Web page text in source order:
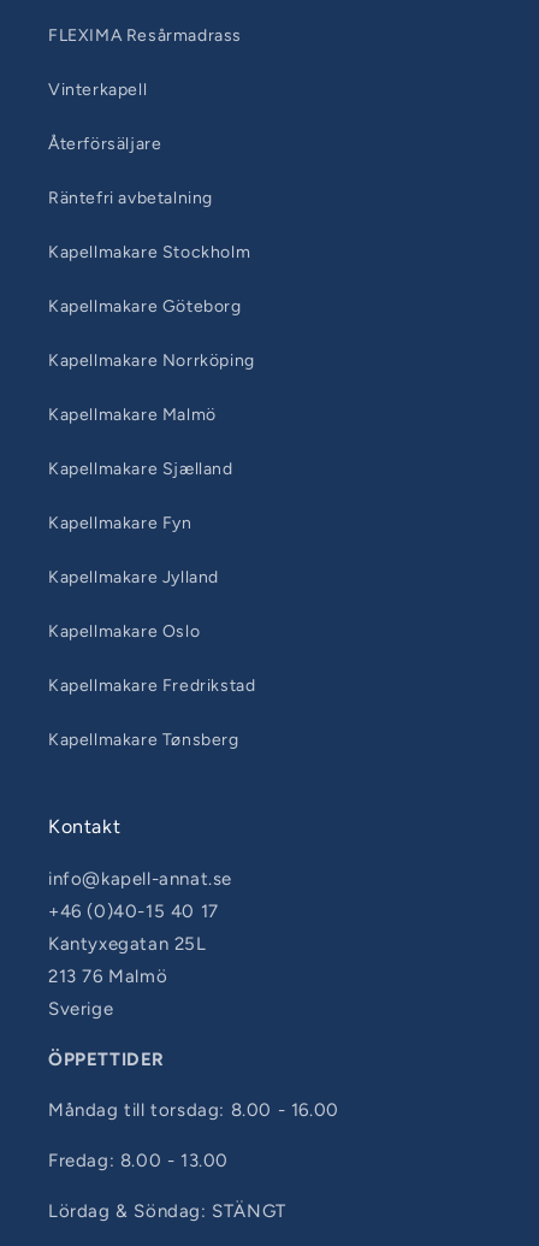
FLEXIMA Resårmadrass
Vinterkapell
Återförsäljare
Räntefri avbetalning
Kapellmakare Stockholm
Kapellmakare Göteborg
Kapellmakare Norrköping
Kapellmakare Malmö
Kapellmakare Sjælland
Kapellmakare Fyn
Kapellmakare Jylland
Kapellmakare Oslo
Kapellmakare Fredrikstad
Kapellmakare Tønsberg
Kontakt
info@kapell-annat.se
+46 (0)40-15 40 17
Kantyxegatan 25L
213 76 Malmö
Sverige
ÖPPETTIDER
Måndag till torsdag: 8.00 - 16.00
Fredag: 8.00 - 13.00
Lördag & Söndag: STÄNGT